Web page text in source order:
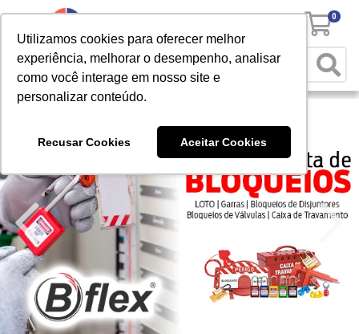
Utilizamos cookies para oferecer melhor
experiência, melhorar o desempenho, analisar
como você interage em nosso site e
personalizar conteúdo.
Recusar Cookies Aceitar Cookies
0